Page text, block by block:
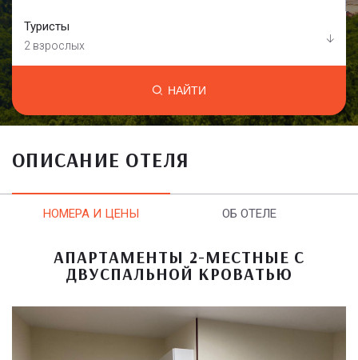
Туристы
2 взрослых
НАЙТИ
ОПИСАНИЕ ОТЕЛЯ
НОМЕРА И ЦЕНЫ ОБ ОТЕЛЕ
АПАРТАМЕНТЫ 2-МЕСТНЫЕ С
ДВУСПАЛЬНОЙ КРОВАТЬЮ